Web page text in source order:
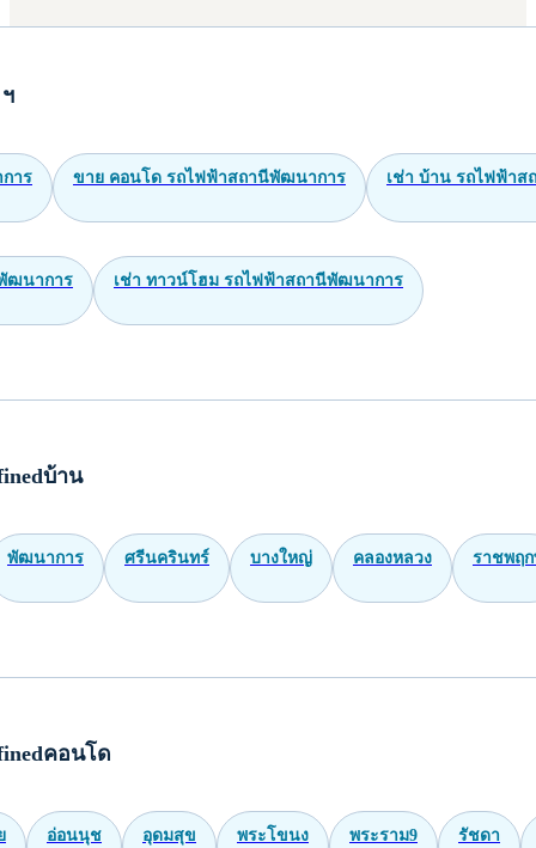
าร ขาย คอนโด รถไฟฟ้าสถานีพัฒนาการ เช่า บ้าน รถไฟฟ้า
ฒนาการ เช่า ทาวน์โฮม รถไฟฟ้าสถานีพัฒนาการ
บ้าน
พัฒนาการ ศรีนครินทร์ บางใหญ่ คลองหลวง ราชพฤ
คอนโด
อ่อนนุช อุดมสุข พระโขนง พระราม9 รัชดา